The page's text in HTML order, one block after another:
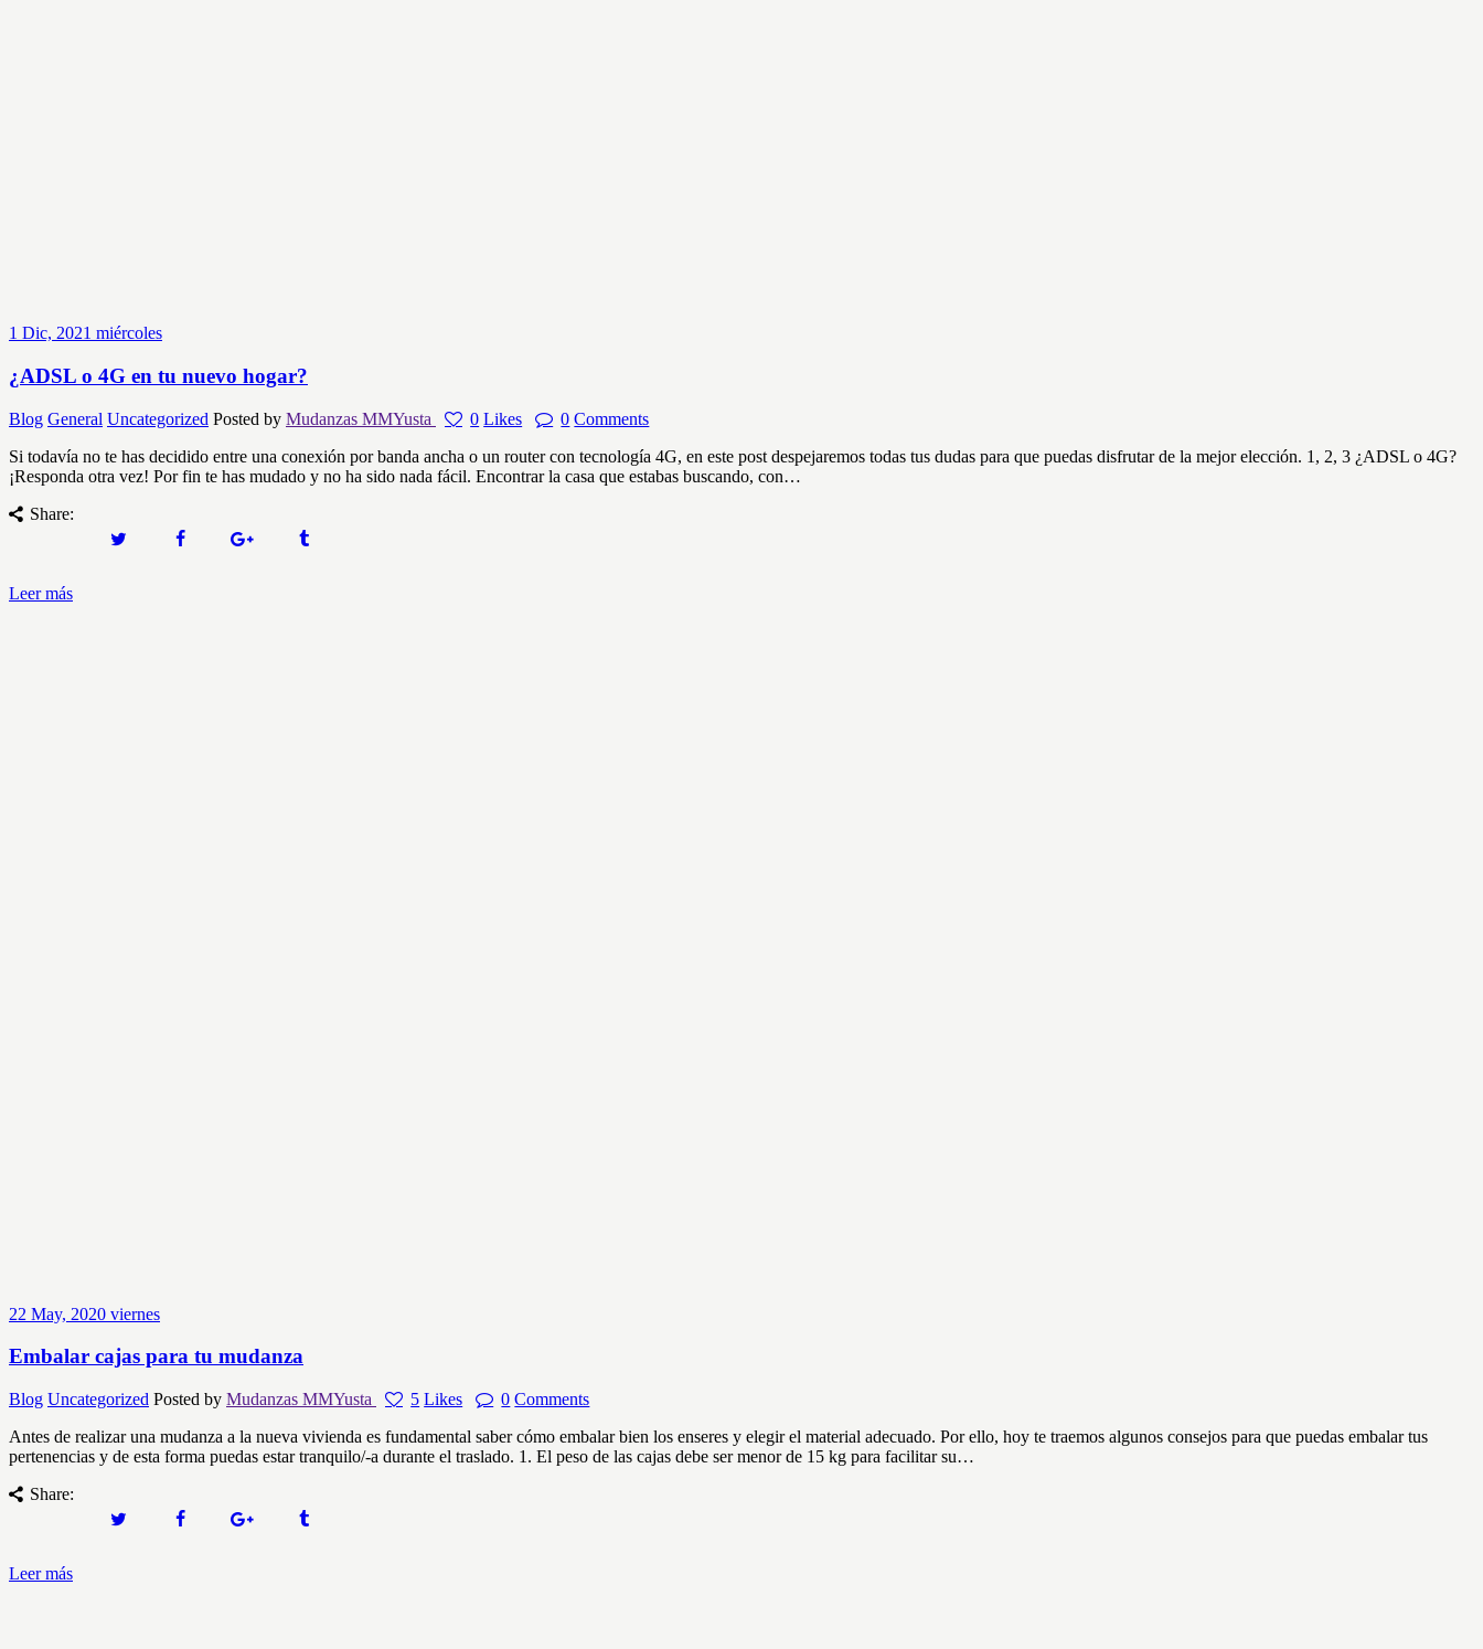
1 Dic, 2021 miércoles
¿ADSL o 4G en tu nuevo hogar?
Blog General Uncategorized Posted by Mudanzas MMYusta 0 Likes 0 Comments
Si todavía no te has decidido entre una conexión por banda ancha o un router con tecnología 4G, en este post despejaremos todas tus dudas para que puedas disfrutar de la mejor elección. 1, 2, 3 ¿ADSL o 4G?
¡Responda otra vez! Por fin te has mudado y no ha sido nada fácil. Encontrar la casa que estabas buscando, con…
Share:
Leer más
22 May, 2020 viernes
Embalar cajas para tu mudanza
Blog Uncategorized Posted by Mudanzas MMYusta 5 Likes 0 Comments
Antes de realizar una mudanza a la nueva vivienda es fundamental saber cómo embalar bien los enseres y elegir el material adecuado. Por ello, hoy te traemos algunos consejos para que puedas embalar tus
pertenencias y de esta forma puedas estar tranquilo/-a durante el traslado. 1. El peso de las cajas debe ser menor de 15 kg para facilitar su…
Share:
Leer más